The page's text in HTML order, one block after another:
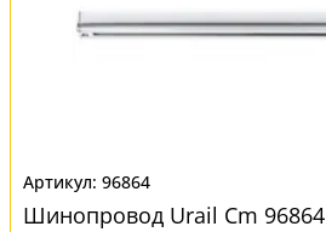
96864
Шинопровод Urail Cm 96864